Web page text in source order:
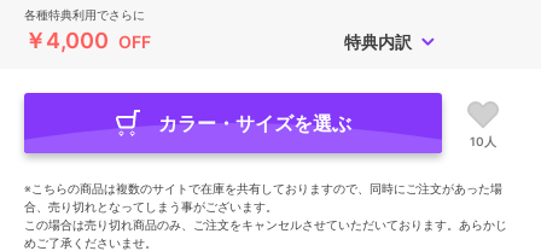
各種特典利用でさらに
￥4,000 OFF 特典内訳
カラー・サイズを選ぶ
10人
※こちらの商品は複数のサイトで在庫を共有しておりますので、同時にご注文があった場
合、売り切れとなってしまう事がございます。
この場合は売り切れ商品のみ、ご注文をキャンセルさせていただいております。あらかじ
めご了承くださいませ。